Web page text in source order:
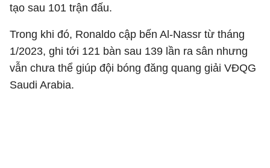
tạo sau 101 trận đấu.
Trong khi đó, Ronaldo cập bến Al-Nassr từ tháng
1/2023, ghi tới 121 bàn sau 139 lần ra sân nhưng
vẫn chưa thể giúp đội bóng đăng quang giải VĐQG
Saudi Arabia.